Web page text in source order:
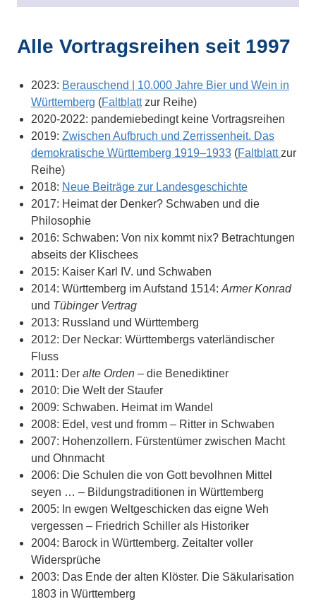
Alle Vortragsreihen seit 1997
2023: Berauschend | 10.000 Jahre Bier und Wein in
Württemberg (Faltblattzur Reihe)
2020-2022: pandemiebedingt keine Vortragsreihen
2019: Zwischen Aufbruch und Zerrissenheit. Das
demokratische Württemberg 1919–1933 (Faltblatt zur
Reihe)
2018: Neue Beiträge zur Landesgeschichte
2017: Heimat der Denker? Schwaben und die
Philosophie
2016: Schwaben: Von nix kommt nix? Betrachtungen
abseits der Klischees
2015: Kaiser Karl IV. und Schwaben
2014: Württemberg im Aufstand 1514: Armer Konrad
und Tübinger Vertrag
2013: Russland und Württemberg
2012: Der Neckar: Württembergs vaterländischer
Fluss
2011: Der alte Orden – die Benediktiner
2010: Die Welt der Staufer
2009: Schwaben. Heimat im Wandel
2008: Edel, vest und fromm – Ritter in Schwaben
2007: Hohenzollern. Fürstentümer zwischen Macht
und Ohnmacht
2006: Die Schulen die von Gott bevolhnen Mittel
seyen … – Bildungstraditionen in Württemberg
2005: In ewgen Weltgeschicken das eigne Weh
vergessen – Friedrich Schiller als Historiker
2004: Barock in Württemberg. Zeitalter voller
Widersprüche
2003: Das Ende der alten Klöster. Die Säkularisation
1803 in Württemberg